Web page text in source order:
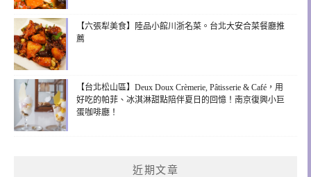
【六張犁美食】陸品小館川浙名菜。台北大安合菜餐廳推
薦
【台北松山區】Deux Doux Crèmerie, Pâtisserie & Café，用
好吃的帕菲、冰淇淋甜點陪伴夏日的回憶！南京復興小巨
蛋咖啡廳！
近期文章